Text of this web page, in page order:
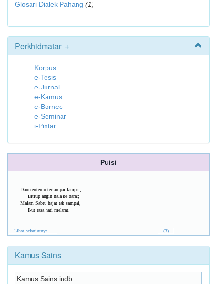
Glosari Dialek Pahang (1)
Perkhidmatan +
Korpus
e-Tesis
e-Jurnal
e-Kamus
e-Borneo
e-Seminar
i-Pintar
Puisi
Daun entemu terlampai-lampai,
Ditiup angin hala ke darat;
Malam Sabtu hajat tak sampai,
Ikut rasa hati melarat.
Lihat selanjutnya... (3)
Kamus Sains
Kamus Sains.indb